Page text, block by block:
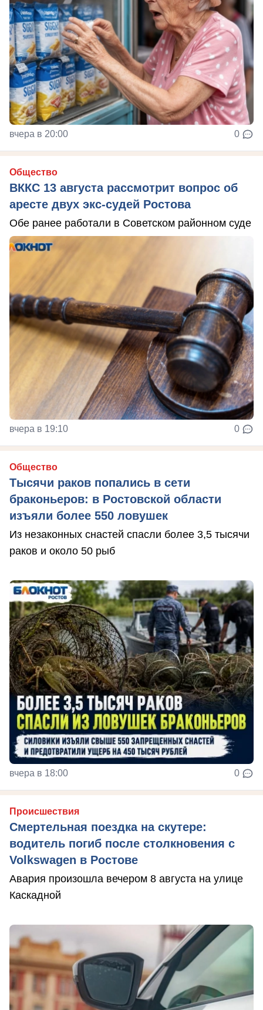
вчера в 20:00 0
Общество
ВККС 13 августа рассмотрит вопрос об
аресте двух экс-судей Ростова
Обе ранее работали в Советском районном суде
вчера в 19:10 0
Общество
Тысячи раков попались в сети
браконьеров: в Ростовской области
изъяли более 550 ловушек
Из незаконных снастей спасли более 3,5 тысячи
раков и около 50 рыб
вчера в 18:00 0
Происшествия
Смертельная поездка на скутере:
водитель погиб после столкновения с
Volkswagen в Ростове
Авария произошла вечером 8 августа на улице
Каскадной